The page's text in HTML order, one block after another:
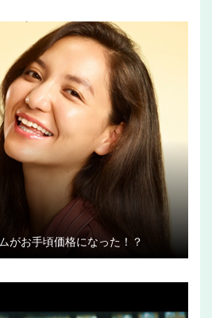
がお手頃価格になった！？